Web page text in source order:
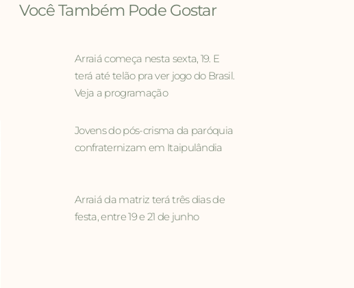
Você Também Pode Gostar
Arraiá começa nesta sexta, 19. E
terá até telão pra ver jogo do Brasil.
Veja a programação
Jovens do pós-crisma da paróquia
confraternizam em Itaipulândia
Arraiá da matriz terá três dias de
festa, entre 19 e 21 de junho